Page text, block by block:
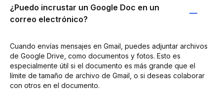
¿Puedo incrustar un Google Doc en un
correo electrónico?
Cuando envías mensajes en Gmail, puedes adjuntar archivos
de Google Drive, como documentos y fotos. Esto es
especialmente útil si el documento es más grande que el
límite de tamaño de archivo de Gmail, o si deseas colaborar
con otros en el documento.